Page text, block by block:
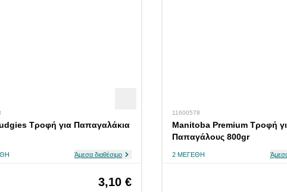
Τροφή για Παπαγαλάκια
Άμεσα διαθέσιμο
3,10 €
11600578
Manitoba Premium Τροφή
Παπαγάλους 800gr
2 ΜΕΓΈΘΗ